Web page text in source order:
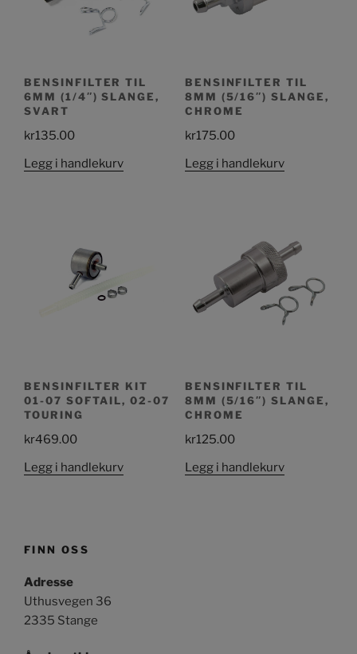
BENSINFILTER TIL
6MM (1/4″) SLANGE,
SVART
kr135.00
Legg i handlekurv
BENSINFILTER TIL
8MM (5/16″) SLANGE,
CHROME
kr175.00
Legg i handlekurv
BENSINFILTER KIT
01-07 SOFTAIL, 02-07
TOURING
kr469.00
Legg i handlekurv
BENSINFILTER TIL
8MM (5/16″) SLANGE,
CHROME
kr125.00
Legg i handlekurv
FINN OSS
Adresse
Uthusvegen 36
2335 Stange